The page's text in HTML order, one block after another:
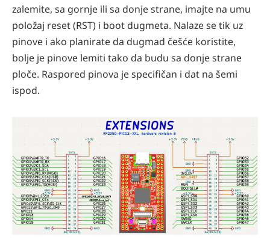
zalemite, sa gornje ili sa donje strane, imajte na umu
položaj reset (RST) i boot dugmeta. Nalaze se tik uz
pinove i ako planirate da dugmad češće koristite,
bolje je pinove lemiti tako da budu sa donje strane
ploče. Raspored pinova je specifičan i dat na šemi
ispod.